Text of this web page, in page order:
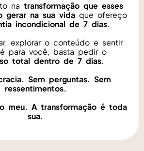
na transformação que esses
gerar na sua vidaque ofereço
incondicional de 7 dias.
explorar o conteúdo e sentir
para você, basta pedir o
total dentro de 7 dias.
Sem perguntas. Sem
ressentimentos.
meu. A transformação é toda
sua.